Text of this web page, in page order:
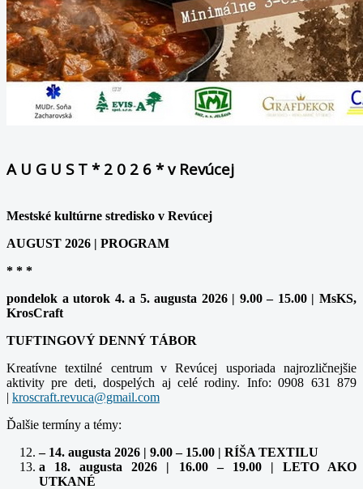
A U G U S T * 2 0 2 6 * v Revúcej
Mestské kultúrne stredisko v Revúcej
AUGUST 2026 | PROGRAM
* * *
pondelok a utorok 4. a 5. augusta 2026 | 9.00 – 15.00 | MsKS,
KrosCraft
TUFTINGOVÝ DENNÝ TÁBOR
Kreatívne textilné centrum v Revúcej usporiada najrozličnejšie
aktivity pre deti, dospelých aj celé rodiny. Info: 0908 631 879
|
Ďalšie termíny a témy:
– 14. augusta 2026 | 9.00 – 15.00 | RÍŠA TEXTILU
a 18. augusta 2026 | 16.00 – 19.00 | LETO AKO
UTKANÉ